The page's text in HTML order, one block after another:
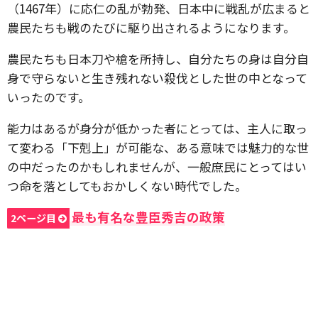
（1467年）に応仁の乱が勃発、日本中に戦乱が広まると
農民たちも戦のたびに駆り出されるようになります。
農民たちも日本刀や槍を所持し、自分たちの身は自分自
身で守らないと生き残れない殺伐とした世の中となって
いったのです。
能力はあるが身分が低かった者にとっては、主人に取っ
て変わる「下剋上」が可能な、ある意味では魅力的な世
の中だったのかもしれませんが、一般庶民にとってはい
つ命を落としてもおかしくない時代でした。
2ページ目 最も有名な豊臣秀吉の政策